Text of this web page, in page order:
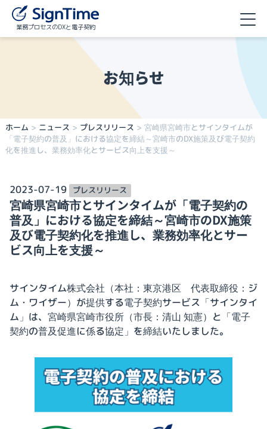
業務プロセスのDXと電子契約
お知らせ
ホーム > ニュース > プレスリリース > 宮崎県宮崎市とサインタイムが
「電子契約の普及」における協定を締結～宮崎市のDX施策及び電子契約
化を推進し、業務効率化とサービス向上を支援～
2023-07-19 プレスリリース
宮崎県宮崎市とサインタイムが「電子契約の
普及」における協定を締結～宮崎市のDX施策
及び電子契約化を推進し、業務効率化とサー
ビス向上を支援～
サインタイム株式会社（本社：東京港区 代表取締役：ジ
ム・ワイザー）が提供する電子契約サービス「サインタイ
ム」は、宮崎県宮崎市役所（市長：清山 知憲）と「電子
契約の普及促進に係る協定」を締結いたしました。